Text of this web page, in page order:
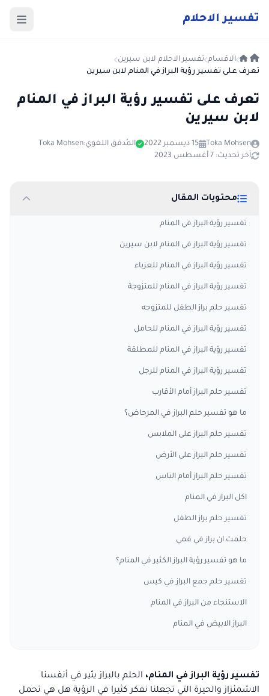
تفسير الاحلام
الاقسام تفسير الاحلام لابن سيرين
تعرف على تفسير رؤية البراز في المنام لابن سيرين
تعرف على تفسير رؤية البراز في المنام
لابن سيرين
Toka Mohsen 15 ديسمبر 2022 المُدقق اللغوي:Toka Mohsen
آخر تحديث: 7 أغسطس 2023
محتويات المقال
تفسير رؤية البراز في المنام
تفسير رؤية البراز في المنام لابن سيرين
تفسير رؤية البراز في المنام للعزباء
تفسير رؤية البراز في المنام للمتزوجة
تفسير حلم براز الطفل للمتزوجه
تفسير رؤية البراز في المنام للحامل
تفسير رؤية البراز في المنام للمطلقة
تفسير رؤية البراز في المنام للرجل
تفسير حلم البراز أمام الأقارب
ما هو تفسير حلم البراز في المرحاض؟
تفسير حلم البراز على الملابس
تفسير حلم البراز على الأرض
تفسير حلم البراز أمام الناس
اكل البراز في المنام
تفسير حلم براز الطفل
حلمت ان براز في فمي
ما هو تفسير رؤية البراز الكثير في المنام؟
تفسير حلم جمع البراز في كيس
الاستنجاء من البراز في المنام
البراز الابيض في المنام
تفسير رؤية البراز في المنام، الحلم بالبراز يثير في أنفسنا
الاشمئزاز والحيرة التي تجعلنا نفكر كثيرا في الرؤية هل هي تحمل